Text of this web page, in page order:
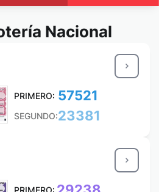
Nacional
PRIMERO: 57521
SEGUNDO:23381
PRIMERO: